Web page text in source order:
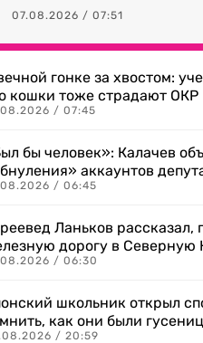
07.08.2026 / 07:51
гонке за хвостом:
кошки тоже страдают ОКР
/ 07:45
бы человек»: Калачев
аккаунтов
/ 06:45
Ланьков рассказал,
дорогу в Северную
/ 06:30
школьник открыл
как они были
/ 20:59